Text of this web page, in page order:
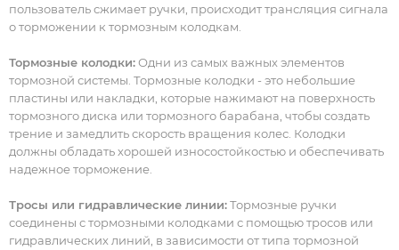
пользователь сжимает ручки, происходит трансляция сигнала
о торможении к тормозным колодкам.
Тормозные колодки:Одни из самых важных элементов
тормозной системы. Тормозные колодки - это небольшие
пластины или накладки, которые нажимают на поверхность
тормозного диска или тормозного барабана, чтобы создать
трение и замедлить скорость вращения колес. Колодки
должны обладать хорошей износостойкостью и обеспечивать
надежное торможение.
Тросы или гидравлические линии:Тормозные ручки
соединены с тормозными колодками с помощью тросов или
гидравлических линий, в зависимости от типа тормозной